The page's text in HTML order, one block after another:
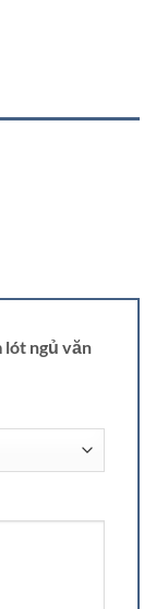
lót ngủ văn